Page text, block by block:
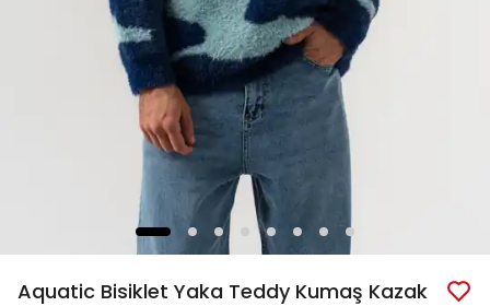
Aquatic Bisiklet Yaka Teddy Kumaş Kazak